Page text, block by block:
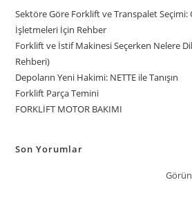
Sektöre Göre Forklift ve Transpalet Seçimi:
İşletmeleri İçin Rehber
Forklift ve İstif Makinesi Seçerken Nelere
Rehberi)
Depoların Yeni Hakimi: NETTE ile Tanışın
Forklift Parça Temini
FORKLİFT MOTOR BAKIMI
Son Yorumlar